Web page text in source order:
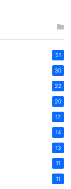
51
30
22
20
17
14
13
11
11